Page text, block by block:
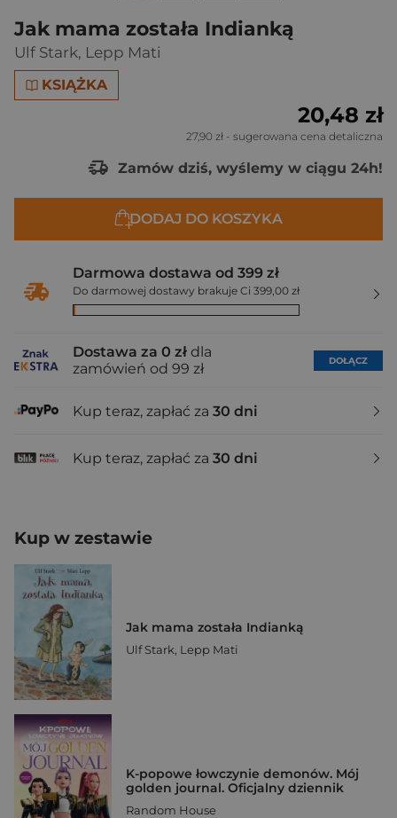
Jak mama została Indianką
Ulf Stark, Lepp Mati
KSIĄŻKA
20,48 zł
27,90 zł - sugerowana cena detaliczna
Zamów dziś, wyślemy w ciągu 24h!
DODAJ DO KOSZYKA
Darmowa dostawa od 399 zł
Do darmowej dostawy brakuje Ci 399,00 zł
Dostawa za 0 zł dla
zamówień od 99 zł
DOŁĄCZ
Kup teraz, zapłać za 30 dni
Kup teraz, zapłać za 30 dni
Kup w zestawie
Jak mama została Indianką
Ulf Stark, Lepp Mati
K-popowe łowczynie demonów. Mój
golden journal. Oficjalny dziennik
Random House